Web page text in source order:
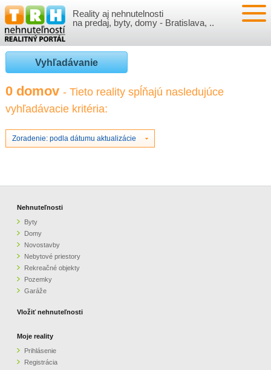
Reality aj nehnutelnosti
na predaj, byty, domy - Bratislava, ..
NEHNUTEĽNOSTI
BYTY
NOVOSTAVBY
NEBYTOVÉ PRIESTORY
GARÁŽE
VLOŽIŤ NEHNUTEĽNOSTI
PRIHLÁSENIE
REGISTRÁCIA
VÝVOJ CIEN REALÍT
ČLÁNKY O REALITÁCH
O NÁS
CENNÍK REALITNEJ INZERCIE
ZVÝRAZNENIE REALITNÝCH INZERÁTOV
PARTNERI
Vyhľadávanie
0 domov - Tieto reality spĺňajú nasledujúce
vyhľadávacie kritéria:
Zoradenie: podla dátumu aktualizácie
Nehnuteľnosti
Byty
Domy
Novostavby
Nebytové priestory
Rekreačné objekty
Pozemky
Garáže
Vložiť nehnuteľnosti
Moje reality
Prihlásenie
Registrácia